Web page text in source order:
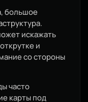
большое
искажать
и
со стороны
часто
карты под